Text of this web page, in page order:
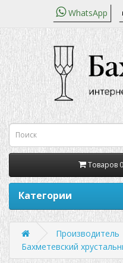
WhatsApp
Товаров
Категории
Производитель
Бахметевский